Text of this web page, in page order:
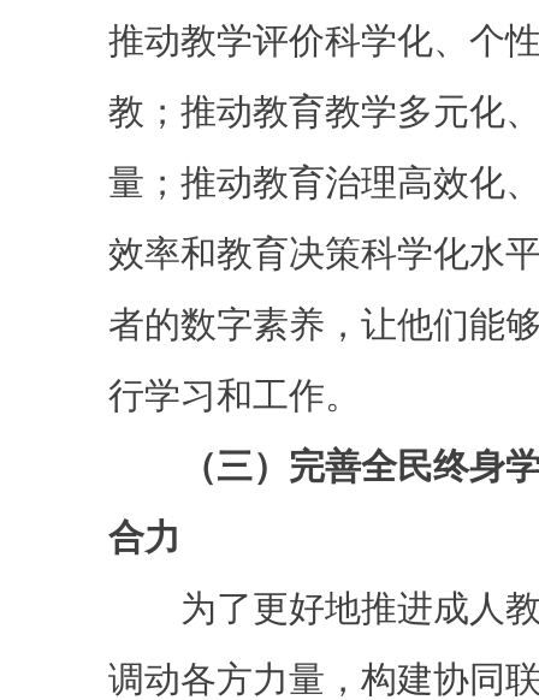
推动教学评价科学化、个
教；推动教育教学多元化
量；推动教育治理高效化
效率和教育决策科学化水
者的数字素养，让他们能
行学习和工作。
（三）完善全民终身
合力
为了更好地推进成人教
调动各方力量，构建协同